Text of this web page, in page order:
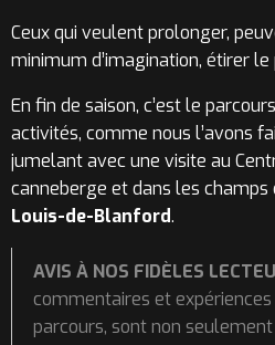
Ceux qui veulent prolonger,
minimum d’imagination, étirer le
En fin de saison, c’est le
activités, comme nous l’avons
jumelant avec une visite au
canneberge et dans les champs
Louis-de-Blanford.
AVIS À NOS FIDÈLES
commentaires et
parcours, sont non